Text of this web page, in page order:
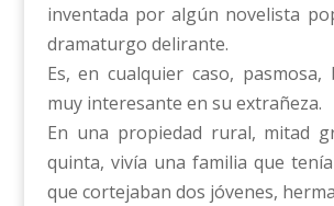
inventada por algún novelista
dramaturgo delirante.
Es, en cualquier caso,
muy interesante en su extrañeza.
En una propiedad rural, mitad
quinta, vivía una familia que
que cortejaban dos jóvenes,